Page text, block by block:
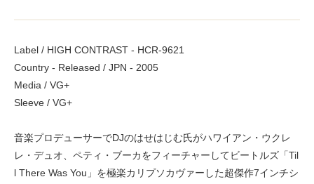
Label / HIGH CONTRAST - HCR-9621
Country - Released / JPN - 2005
Media / VG+
Sleeve / VG+
音楽プロデューサーでDJのはせはじむ氏がハワイアン・ウクレ
レ・デュオ、ペティ・ブーカをフィーチャーしてビートルズ「Til
l There Was You」を極楽カリプソカヴァーした超傑作7インチシ